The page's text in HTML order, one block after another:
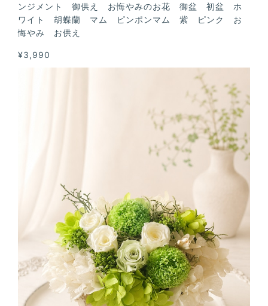
ンジメント 御供え お悔やみのお花 御盆 初盆 ホ
ワイト 胡蝶蘭 マム ピンポンマム 紫 ピンク お
悔やみ お供え
¥3,990